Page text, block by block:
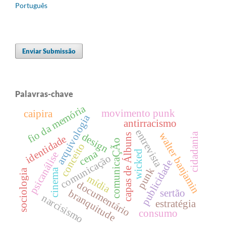
Português
Enviar Submissão
Palavras-chave
entrevista
comunicaÇÃo
antirracismo
comunicação
cinema
design
publicidade
documentário
walter banjamin
arquivologia
fio da memória
branquitude
identidade
movimento punk
capas de Álbunspunk
estratégia
mídia
wicked
psicanálise
sociologia narcisismo consumo
cidadania
sertão
cena
caipira
conceito